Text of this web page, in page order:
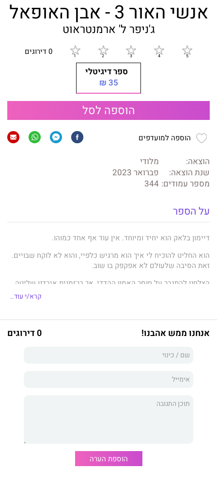
אנשי האור 3 - אבן האופאל
ג'ניפר ל' ארמנטראוט
0 דירוגים
ספר דיגיטלי
35 ₪
הוספה לסל
הוספה למועדפים
הוצאה:
מלודי
שנת הוצאה:
פברואר 2023
מספר עמודים: 344
על הספר
דיימון בלאק הוא יחיד ומיוחד. אין עוד אף אחד כמוהו.
הוא החליט להוכיח לי איך הוא מרגיש כלפיי, והוא לא לוקח שבויים.
זאת הסיבה שלעולם לא אפקפק בו שוב.
הצלחנו להתגבר על חוסר האמון ההדדי, אך בו־זמנית איבדנו שליטה
היכולות שלי, שרק הולכות ומתגברות, מפחידות אפילו אותי ואני עדיין
לא בטוחה מה המשמעויות של כל מה שמתרחש סביבנו. מסכת
מתמודדים מול ארגון סודי שמענה בני אדם שעברו שינוי גנטי.
בניסיון להציל את היקרים להם מכל.
להיכנע, גם אם התוצאה תרסק את עולמנו לנצח.
אבן האופאל מאת ג׳ניפר ל. ארמנטראוט הוא הספר השלישי בסדרת
אבן שוהם. זו סדרת פנטזיה שבה הכול מפתיע
קרא/י עוד..
אנחנו ממש אהבנו! 0 דירוגים
הוספת הערה